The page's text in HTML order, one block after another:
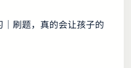
刷题，真的会让孩子的